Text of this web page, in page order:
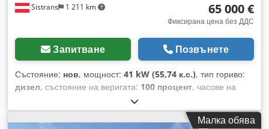
условия на Jaweed GmbH. * Повече информация, както и
нашите общи условия, ще намерите на нашия уебсайт.
общи условия (AGB).
Sistrans 1 211 km 65 000 €
Фиксирана цена без ДДС
Запитване Позвънете
Състояние: нов, мощност: 41 kW (55,74 к.с.), тип гориво:
дизел, състояние на веригата: 100 процент, часове на
гумени вериги
кабина Пакет комфорт за кабина (автоматичен климатик, 7-
инчов дисплей) Отопление/климатизация на кабината
Малка обява